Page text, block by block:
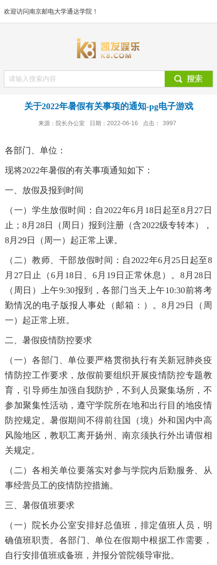
欢迎访问南京邮电大学通达学院！
关于2022年暑假有关事项的通知-pg电子游戏
来源：院长办公室 日期：2022-06-16 点击： 3997
各部门、单位：
现将2022年暑假的有关事项通知如下：
一、放假及报到时间
（一）学生放假时间：自2022年6月18日起至8月27日
止；8月28日（周日）报到注册（含2022级专转本），
8月29日（周一）起正常上课。
（二）教师、干部放假时间：自2022年6月25日起至8
月27日止（6月18日、6月19日正常休息）。8月28日
（周日）上午9:30报到，各部门当天上午10:30前将考
勤情况的电子版报人事处（邮箱： ）。8月29日（周
一）起正常上班。
二、暑假疫情防控要求
（一）各部门、单位要严格贯彻执行有关新冠肺炎疫
情防控工作要求，放假前要组织开展疫情防控专题教
育，引导师生加强自我防护，不到人员聚集场所，不
参加聚集性活动，遵守学院所在地和出行目的地疫情
防控规定。暑假期间不得前往国（境）外和国内中高
风险地区，教职工离开扬州、南京须执行外出请假相
关规定。
（二）各相关单位要落实对参与学院内后勤服务、从
事经营员工的疫情防控措施。
三、暑假值班要求
（一）院长办公室安排好总值班，排定值班人员，明
确值班职责。各部门、单位在假期中根据工作需要，
自行安排值班或备班，并报分管院领导审批。